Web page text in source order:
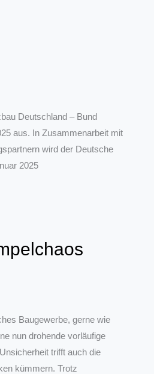
Deutschland – Bund
aus. In Zusammenarbeit mit
wird der Deutsche
2025
Baugewerbe, gerne wie
nun drohende vorläufige
trifft auch die
kümmern. Trotz